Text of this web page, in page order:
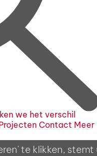
we het verschil
Contact Meer
te klikken,